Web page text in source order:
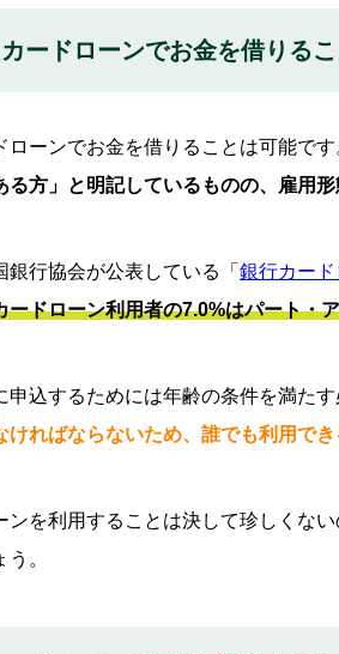
ている
る
を借りる際の注意点
ように管理する
いる場合は年収が多い勤務先を記入する
ードローンでお金を借りる
ーンでお金を借りることは可能です
方」と明記しているものの、雇用形
行協会が公表している「 銀行カー
ードローン利用者の7.0%はパート・
込するためには年齢の条件を満たす
ればならないため、誰でも利用でき
ンを利用することは決して珍しくな
。